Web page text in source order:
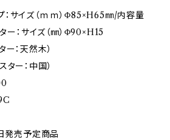
：サイズ（ｍｍ）Φ85×H65㎜/内容量
ー：サイズ（㎜）Φ90×H15
：天然木）
ー：中国）
発売予定商品